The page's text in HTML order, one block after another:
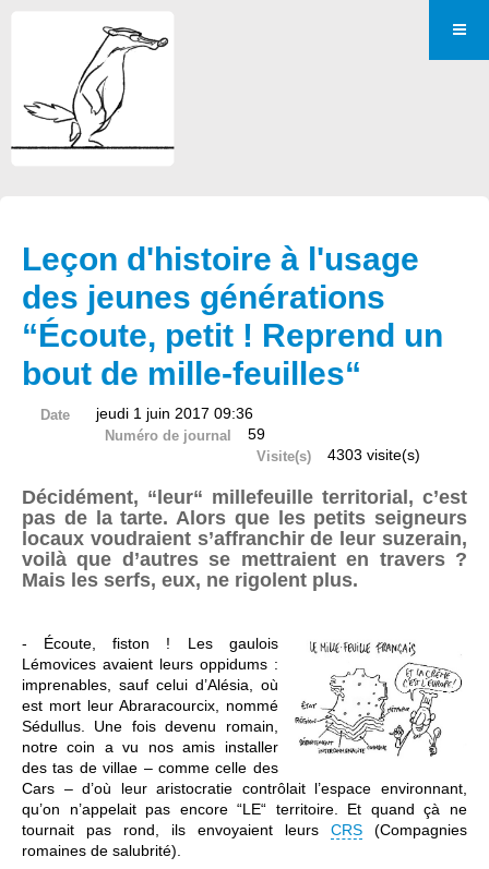
Leçon d'histoire à l'usage
des jeunes générations
“Écoute, petit ! Reprend un
bout de mille-feuilles“
Date jeudi 1 juin 2017 09:36
Numéro de journal 59
Visite(s) 4303 visite(s)
Décidément, “leur“ millefeuille territorial, c’est
pas de la tarte. Alors que les petits seigneurs
locaux voudraient s’affranchir de leur suzerain,
voilà que d’autres se mettraient en travers ?
Mais les serfs, eux, ne rigolent plus.
- Écoute, fiston ! Les gaulois
Lémovices avaient leurs oppidums :
imprenables, sauf celui d’Alésia, où
est mort leur Abraracourcix, nommé
Sédullus. Une fois devenu romain,
notre coin a vu nos amis installer
des tas de villae – comme celle des
Cars – d’où leur aristocratie contrôlait l’espace environnant,
qu’on n’appelait pas encore “LE“ territoire. Et quand çà ne
tournait pas rond, ils envoyaient leurs CRS (Compagnies
romaines de salubrité).